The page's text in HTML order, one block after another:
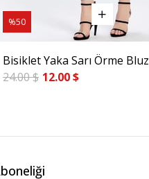
Bisiklet Yaka Sarı Örme Bluz
12.00 $
24.00 $
%50